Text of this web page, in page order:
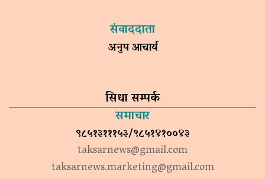
संवाददाता
अनुप आचार्य
सिधा सम्पर्क
समाचार
९८५१३१११५३/९८५१४१००४३
taksarnews@gmail.com
taksarnews.marketing@gmail.com